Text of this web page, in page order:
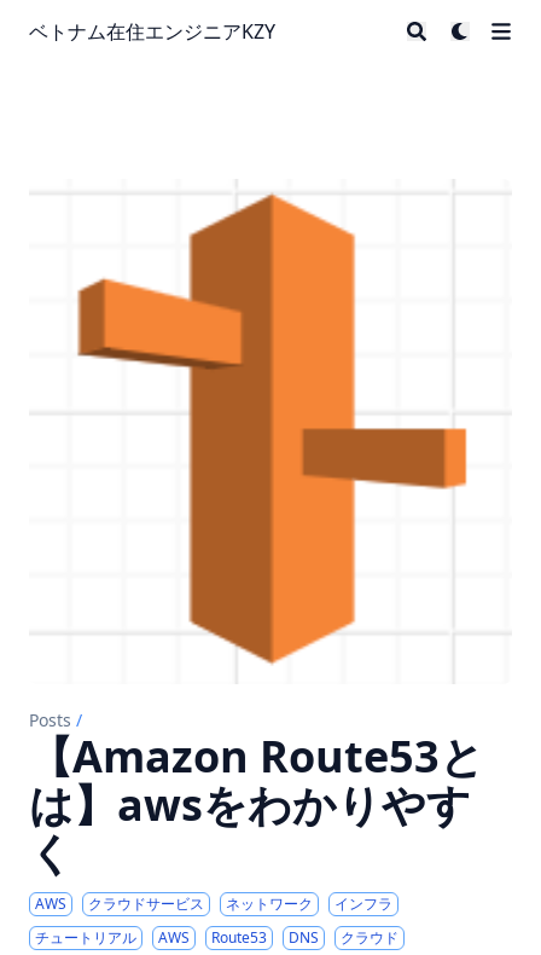
ベトナム在住エンジニアKZY
Posts /
【Amazon Route53と
は】awsをわかりやす
く
AWS クラウドサービス ネットワーク
インフラ
チュートリアル
AWS Route53 DNS
クラウド